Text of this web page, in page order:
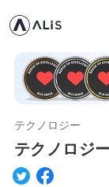
テクノロジー
テクノロジ